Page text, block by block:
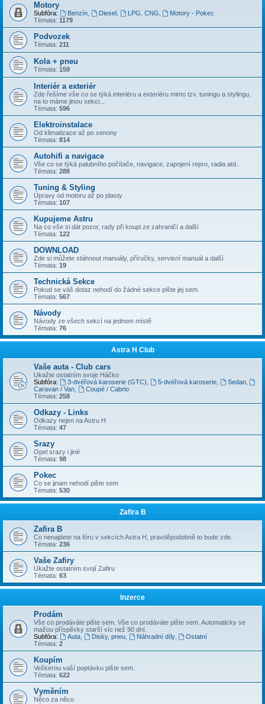
Motory
Subfóra: Benzín, Diesel, LPG, CNG
Motory - Pokec
Témata: 1179
Podvozek
Témata: 211
Kola + pneu
Témata: 159
Interiér a exteriér
Zde řešíme vše co se týká interiéru a exteriéru mimo tzv. tuningu a stylingu,
na to máme jinou sekci...
Témata: 596
Elektroinstalace
Od klimatizace až po xenony
Témata: 814
Autohifi a navigace
Vše co se týká palubního počítače, navigace, zapojení repro, radia atd..
Témata: 288
Tuning & Styling
Úpravy od motoru až po plasty
Témata: 107
Kupujeme Astru
Na co vše si dát pozor, rady při koupi ze zahraničí a další
Témata: 122
DOWNLOAD
Zde si můžete stáhnout manuály, příručky, servisní manuál a další
Témata: 19
Technická Sekce
Pokud se váš dotaz nehodí do žádné sekce pište jej sem.
Témata: 567
Návody
Návody ze všech sekcí na jednom místě
Témata: 76
Astra H Club
Vaše auta - Club cars
Ukažte ostatním svoje Háčko
Subfóra:
3-dvéřová karoserie (GTC) 5-dvéřová karoserie, Sedan,
Caravan / Van
Coupé / Cabrio
Témata: 258
Odkazy - Links
Odkazy nejen na Astru H
Témata: 47
Srazy
Opel srazy i jiné
Témata: 98
Pokec
Co se jinam nehodí pište sem
Témata: 530
Zafira B
Zafira B
Co nenajdete na fóru v sekcích Astra H, pravděpodobně to bude zde.
Témata: 236
Vaše Zafiry
Ukažte ostatním svojí Zafiru
Témata: 63
Inzerce
Prodám
Vše co prodáváte pište sem. Vše co prodáváte pište sem. Automaticky se
mažou příspěvky starší víc než 90 dní.
Subfóra:
Auta, Disky, pneu, Náhradní díly,
Ostatní
Témata: 2
Koupím
Veškerou vaší poptávku pište sem.
Témata: 622
Vyměním
Něco za něco